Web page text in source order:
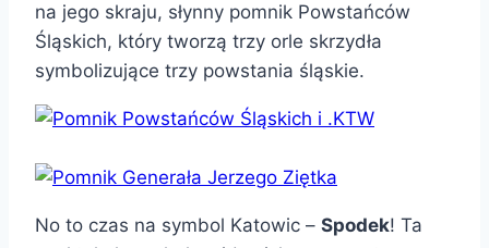
na jego skraju, słynny pomnik Powstańców
Śląskich, który tworzą trzy orle skrzydła
symbolizujące trzy powstania śląskie.
No to czas na symbol Katowic – Spodek! Ta